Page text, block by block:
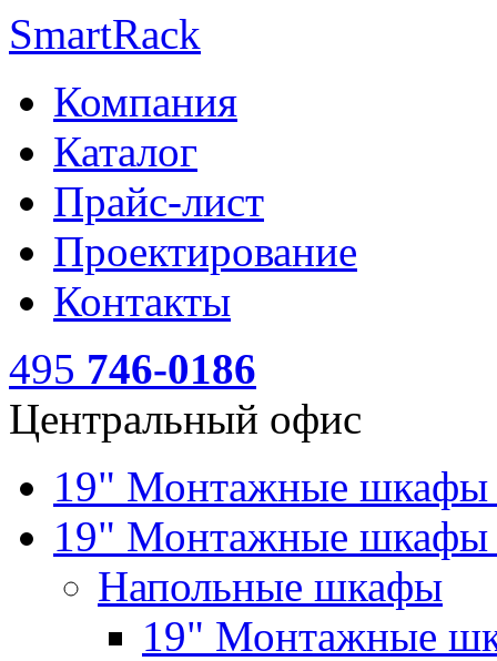
SmartRack
Компания
Каталог
Прайс-лист
Проектирование
Контакты
495 746-0186
Центральный офис
19" Монтажные
19" Монтажные шкафы
Напольные шкафы
19" Монтажные